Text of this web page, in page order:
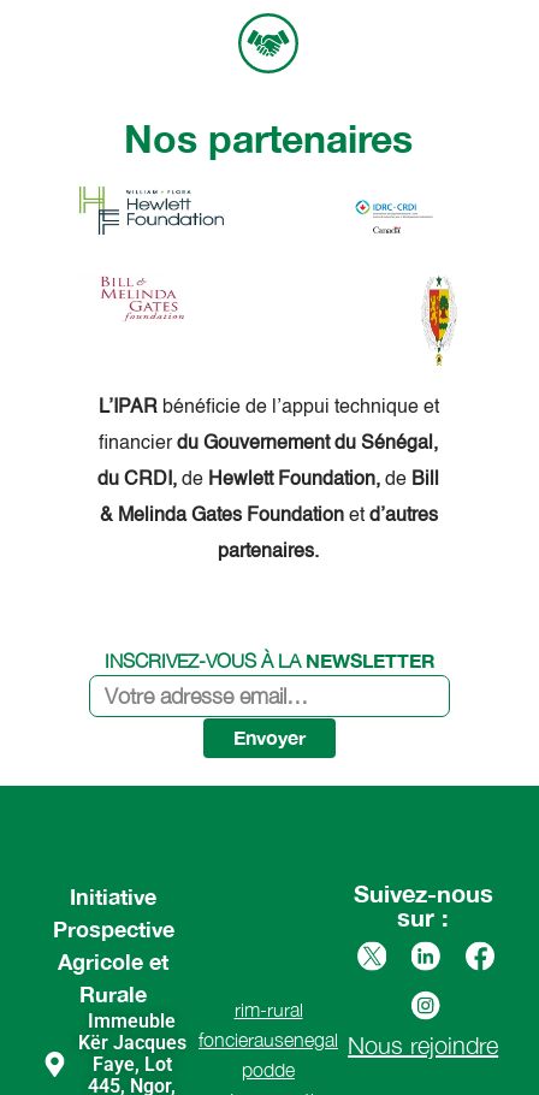
Nos partenaires
L’IPARbénéficie de l’appui technique et
financierdu Gouvernement du Sénégal,
du CRDI, de Hewlett Foundation, de Bill
& Melinda Gates Foundation et d’autres
partenaires.
INSCRIVEZ-VOUS À LA NEWSLETTER
Envoyer
Initiative
Prospective
Agricole et
Rurale
Immeuble
Kër Jacques
Faye, Lot
445, Ngor,
rim-rural
foncierausenegal
podde
Suivez-nous
sur :
Nous rejoindre